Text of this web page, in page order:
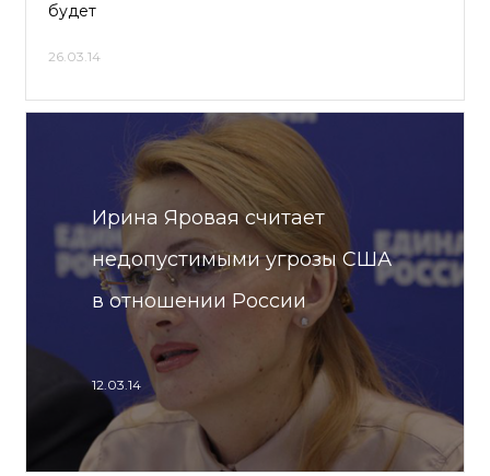
будет
26.03.14
Ирина Яровая считает
недопустимыми угрозы США
в отношении России
12.03.14